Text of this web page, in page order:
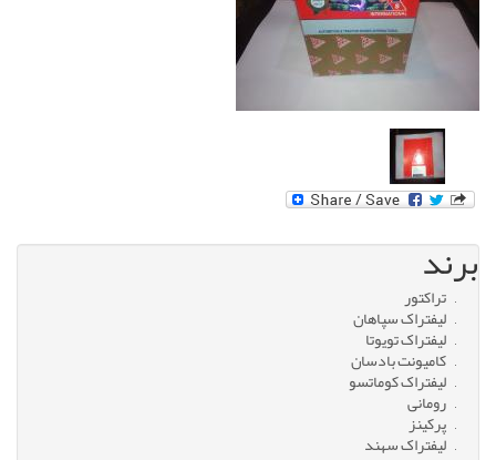
برند
تراکتور
لیفتراک سپاهان
لیفتراک تویوتا
کامیونت بادسان
لیفتراک کوماتسو
رومانی
پرکینز
لیفتراک سهند